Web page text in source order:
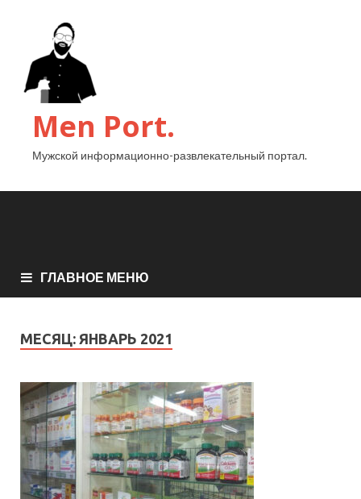
Men Port.
Мужской информационно-развлекательный портал.
ГЛАВНОЕ МЕНЮ
МЕСЯЦ: ЯНВАРЬ 2021